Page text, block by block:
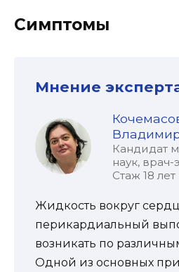
Симптомы
Мнение
Кандидат
наук,
Стаж 18 лет
Жидкость вокруг
перикардиальный
возникать по
Одной из основных